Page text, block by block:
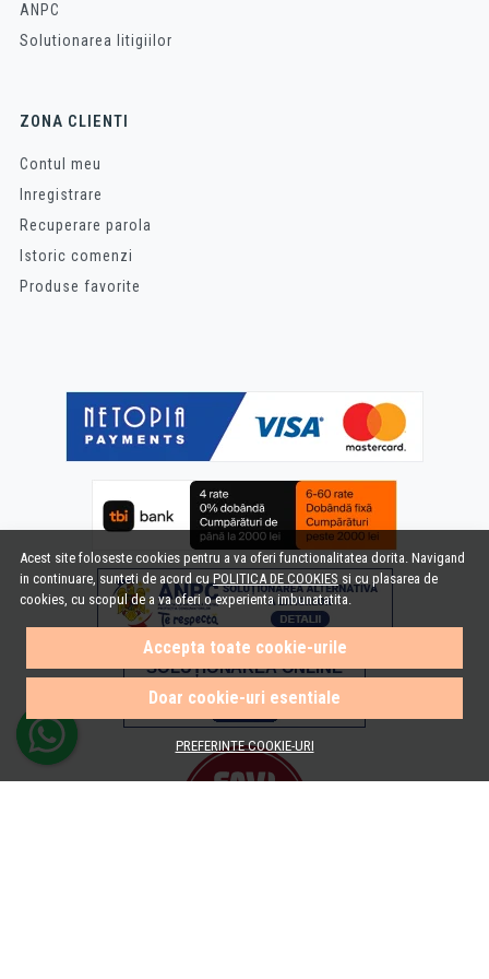
Acest site foloseste cookies pentru a va oferi functionalitatea dorita. Navigand
in continuare, sunteti de acord cuPOLITICA DE COOKIES si cu plasarea de
cookies, cu scopul de a va oferi o experienta imbunatatita.
Accepta toate cookie-urile
Doar cookie-uri esentiale
PREFERINTE COOKIE-URI
ANPC
Solutionarea litigiilor
ZONA CLIENTI
Contul meu
Inregistrare
Recuperare parola
Istoric comenzi
Produse favorite